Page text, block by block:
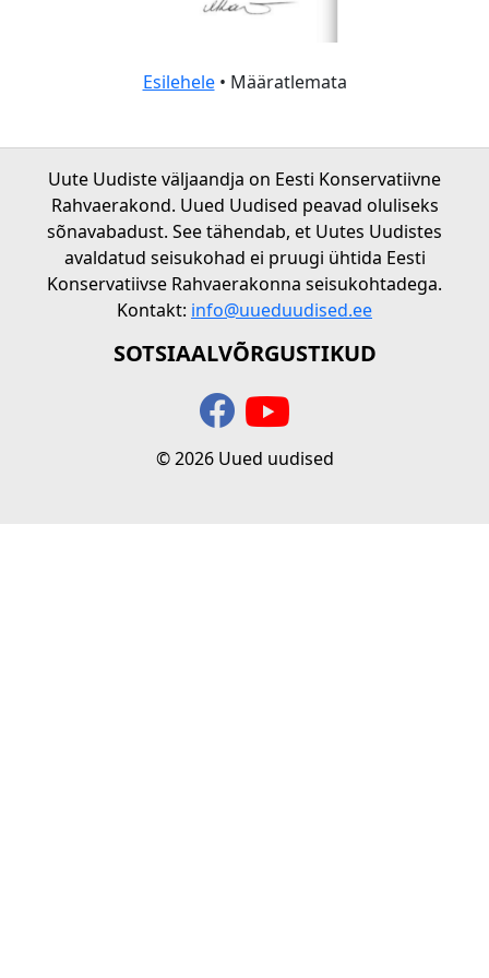
Esilehele• Määratlemata
Uute Uudiste väljaandja on Eesti Konservatiivne
Rahvaerakond. Uued Uudised peavad oluliseks
sõnavabadust. See tähendab, et Uutes Uudistes
avaldatud seisukohad ei pruugi ühtida Eesti
Konservatiivse Rahvaerakonna seisukohtadega.
Kontakt: info@uueduudised.ee
SOTSIAALVÕRGUSTIKUD
© 2026 Uued uudised